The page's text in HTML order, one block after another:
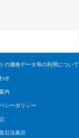
の価格データ等の利用について
せ
内
シーポリシー
引法表示